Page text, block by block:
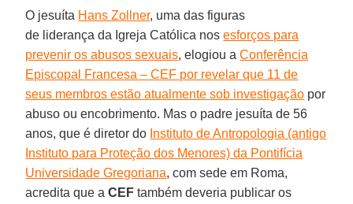
O jesuíta Hans Zollner, uma das figuras
de liderança da Igreja Católica nosesforços para
prevenir os abusos sexuais, elogiou aConferência
Episcopal Francesa – CEF por revelar que 11 de
seus membros estão atualmente sob investigação por
abuso ou encobrimento. Mas o padre jesuíta de 56
anos, que é diretor do Instituto de Antropologia (antigo
Instituto para Proteção dos Menores) da Pontifícia
Universidade Gregoriana, com sede em Roma,
acredita que aCEF também deveria publicar os